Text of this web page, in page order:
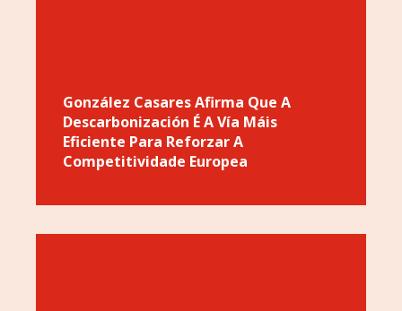
González Casares Afirma Que A
Descarbonización É A Vía Máis
Eficiente Para Reforzar A
Competitividade Europea